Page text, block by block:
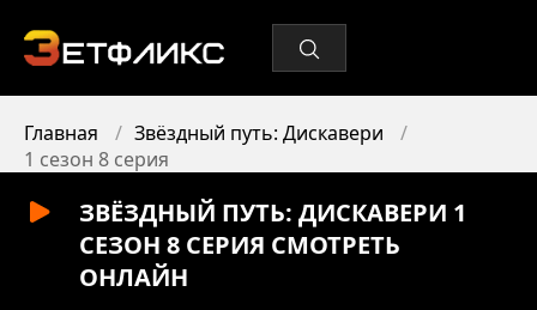
Главная
Звёздный путь: Дискавери
1 сезон 8 серия
ЗВЁЗДНЫЙ ПУТЬ: ДИСКАВЕРИ 1
СЕЗОН 8 СЕРИЯ СМОТРЕТЬ
ОНЛАЙН